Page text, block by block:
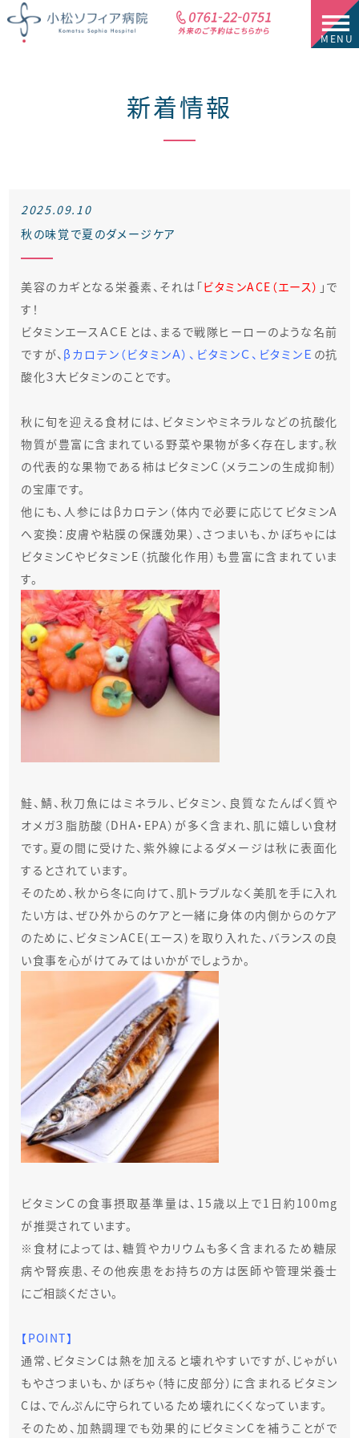
新着情報
2025.09.10
秋の味覚で夏のダメージケア
美容のカギとなる栄養素、それは「ビタミンACE（エース） 」で
す！
ビタミンエースＡＣＥとは、まるで戦隊ヒーローのような名前
ですが、 βカロテン（ビタミンＡ）、ビタミンＣ、ビタミンＥ の抗
酸化３大ビタミンのことです。
秋に旬を迎える食材には、ビタミンやミネラルなどの抗酸化
物質が豊富に含まれている野菜や果物が多く存在します。秋
の代表的な果物である柿はビタミンC（メラニンの生成抑制）
の宝庫です。
他にも、人参にはβカロテン（体内で必要に応じてビタミンA
へ変換：皮膚や粘膜の保護効果）、さつまいも、かぼちゃには
ビタミンCやビタミンE（抗酸化作用）も豊富に含まれていま
す。
鮭、鯖、秋刀魚にはミネラル、ビタミン、良質なたんぱく質や
オメガ３脂肪酸（DHA・EPA）が多く含まれ、肌に嬉しい食材
です。夏の間に受けた、紫外線によるダメージは秋に表面化
するとされています。
そのため、秋から冬に向けて、肌トラブルなく美肌を手に入れ
たい方は、ぜひ外からのケアと一緒に身体の内側からのケア
のために、ビタミンACE(エース)を取り入れた、バランスの良
い食事を心がけてみてはいかがでしょうか。
ビタミンＣの食事摂取基準量は、15歳以上で1日約100mg
が推奨されています。
※食材によっては、糖質やカリウムも多く含まれるため糖尿
病や腎疾患、その他疾患をお持ちの方は医師や管理栄養士
にご相談ください。
【POINT】
通常、ビタミンCは熱を加えると壊れやすいですが、じゃがい
もやさつまいも、かぼちゃ（特に皮部分）に含まれるビタミン
Cは、でんぷんに守られているため壊れにくくなっています。
そのため、加熱調理でも効果的にビタミンCを補うことがで